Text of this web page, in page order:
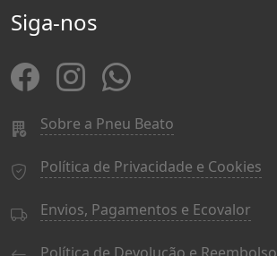
Siga-nos
Sobre a Pneu Beato
Política de Privacidade e Cookies
Envios, Pagamentos e Ecovalor